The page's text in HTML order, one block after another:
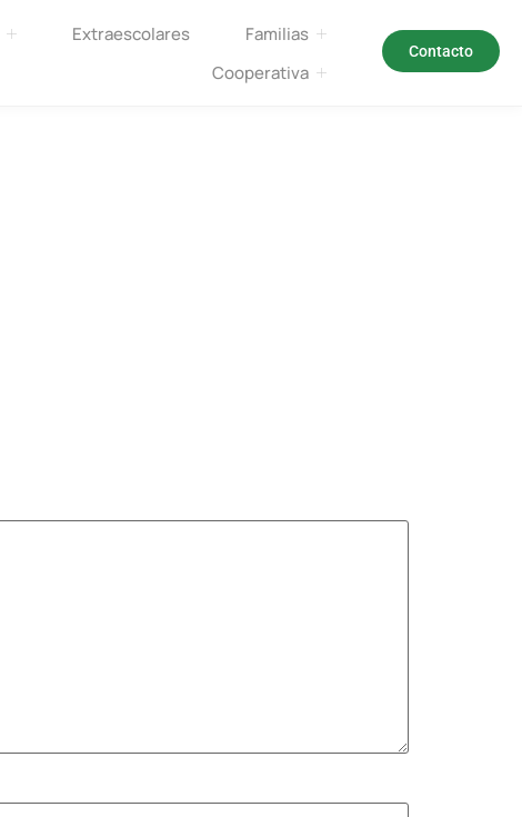
Extraescolares
Familias
Cooperativa
Contacto